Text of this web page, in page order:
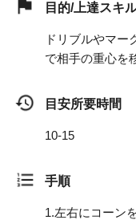
目的/上達スキ
ドリブルやマー
で相手の重心を
目安所要時間
10-15
手順
1.左右にコーン